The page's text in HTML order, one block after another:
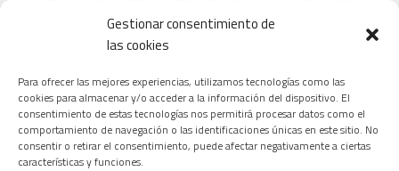
Gestionar consentimiento de
las cookies
Para ofrecer las mejores experiencias, utilizamos tecnologías como las
cookies para almacenar y/o acceder a la información del dispositivo. El
consentimiento de estas tecnologías nos permitirá procesar datos como el
comportamiento de navegación o las identificaciones únicas en este sitio. No
consentir o retirar el consentimiento, puede afectar negativamente a ciertas
características y funciones.